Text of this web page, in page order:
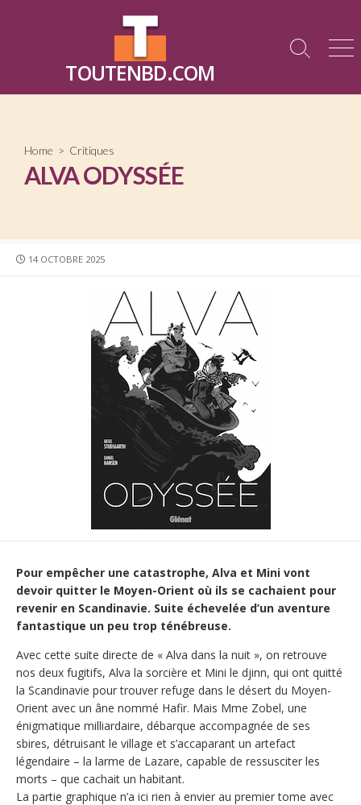
TOUTENBD.COM
Search
Home > Critiques
ALVA ODYSSÉE
PUBLISHED
14 OCTOBRE 2025
Pour empêcher une catastrophe, Alva et Mini vont
devoir quitter le Moyen-Orient où ils se cachaient pour
revenir en Scandinavie. Suite échevelée d’un aventure
fantastique un peu trop ténébreuse.
Avec cette suite directe de « Alva dans la nuit », on retrouve
nos deux fugitifs, Alva la sorcière et Mini le djinn, qui ont quitté
la Scandinavie pour trouver refuge dans le désert du Moyen-
Orient avec un âne nommé Hafir. Mais Mme Zobel, une
énigmatique milliardaire, débarque accompagnée de ses
sbires, détruisant le village et s’accaparant un artefact
légendaire – la larme de Lazare, capable de ressusciter les
morts – que cachait un habitant.
La partie graphique n’a ici rien à envier au premier tome avec